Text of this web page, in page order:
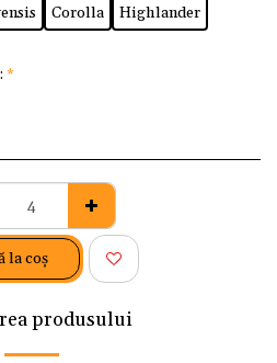
Corolla
Highlander
*
la coş
produsului